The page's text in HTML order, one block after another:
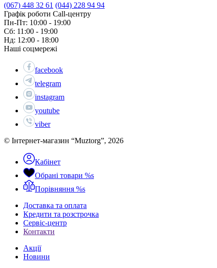
(067) 448 32 61 (044) 228 94 94
Графік роботи Call-центру
Пн-Пт: 10:00 - 19:00
Сб: 11:00 - 19:00
Нд: 12:00 - 18:00
Наші соцмережі
facebook
telegram
instagram
youtube
viber
© Інтернет-магазин “Muztorg”, 2026
Кабінет
Обрані товари %s
Порівняння %s
Доставка та оплата
Кредити та розстрочка
Сервіc-центр
Контакти
Акції
Новини